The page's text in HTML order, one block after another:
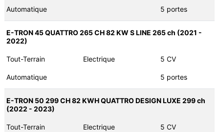
Automatique 5 portes
E-TRON 45 QUATTRO 265 CH 82 KW S LINE 265 ch (2021 -
2022)
Tout-Terrain Electrique 5 CV
Automatique 5 portes
E-TRON 50 299 CH 82 KWH QUATTRO DESIGN LUXE 299 ch
(2022 - 2023)
Tout-Terrain Electrique 5 CV